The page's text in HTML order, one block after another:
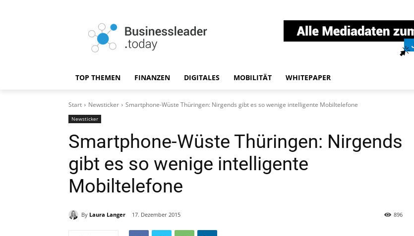
TOP THEMEN FINANZEN DIGITALES MOBILITÄT WHITEPAPER
Start Newsticker Smartphone-Wüste Thüringen: Nirgends gibt es so wenige intelligente Mobiltelefone
Newsticker
Smartphone-Wüste Thüringen: Nirgends
gibt es so wenige intelligente
Mobiltelefone
By Laura Langer 17. Dezember 2015 896